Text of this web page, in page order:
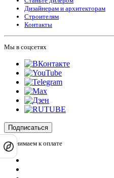
Дизайнерам и архитекторам
Строителям
Контакты
Мы в соцсетях
Подписаться
Принимаем к оплате